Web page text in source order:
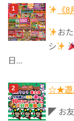
ゴ
リ
ー
《
お
シ
日...
☆★遊
◤ お